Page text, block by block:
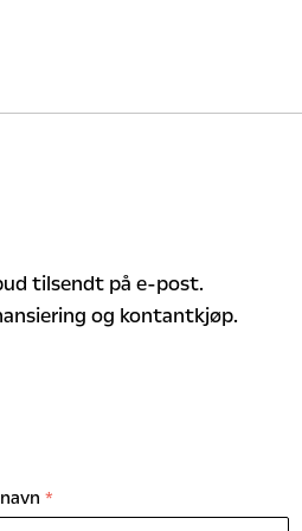
tilsendt på e-post.
og kontantkjøp.
*